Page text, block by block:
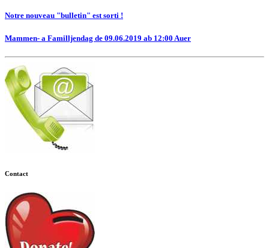
Notre nouveau "bulletin" est sorti !
Mammen- a Familljendag de 09.06.2019 ab 12:00 Auer
Contact